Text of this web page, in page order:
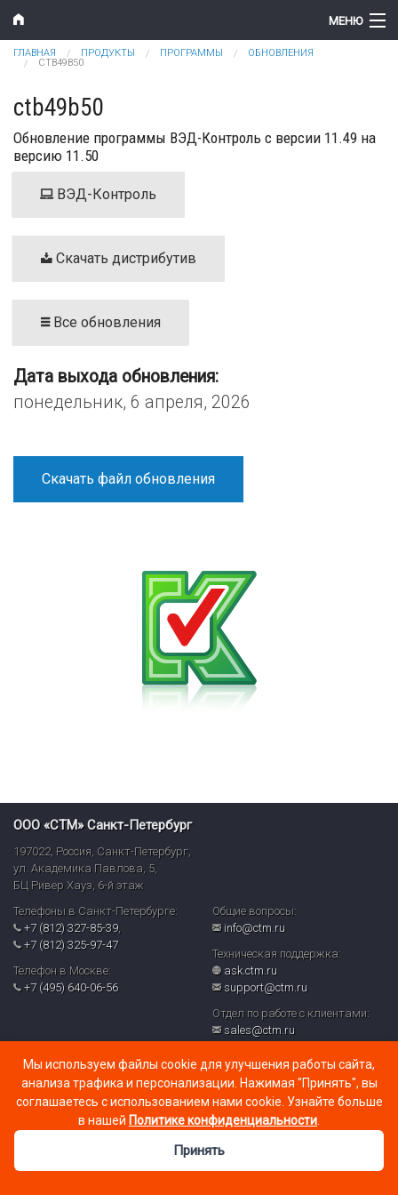
Перейти к основному содержанию
МЕНЮ
Компания
Новости
Продукты
Поддержка
Контакты
Вы здесь
ГЛАВНАЯ ПРОДУКТЫ ПРОГРАММЫ
ОБНОВЛЕНИЯ
CTB49B50
ctb49b50
Обновление программы ВЭД-Контроль с версии 11.49 на
версию 11.50
ВЭД-Контроль
Скачать дистрибутив
Все обновления
Дата выхода обновления:
понедельник, 6 апреля, 2026
Скачать файл обновления
ООО «СТМ» Санкт-Петербург
197022, Россия, Санкт-Петербург,
ул. Академика Павлова, 5,
БЦ Ривер Хауз, 6-й этаж
Телефоны в Санкт-Петербурге:
+7 (812) 327-85-39,
+7 (812) 325-97-47
Телефон в Москве:
+7 (495) 640-06-56
Общие вопросы:
info@ctm.ru
Техническая поддержка:
ask.ctm.ru
support@ctm.ru
Отдел по работе с клиентами:
sales@ctm.ru
© ООО «СТМ» 2026
Политика обработки персональных данных и реализуемых
требований к их защите в ООО «СТМ» (PDF)
Мы используем файлы cookie для улучшения работы сайта,
анализа трафика и персонализации. Нажимая "Принять", вы
соглашаетесь с использованием нами cookie. Узнайте больше
в нашей Политике конфиденциальности
Принять